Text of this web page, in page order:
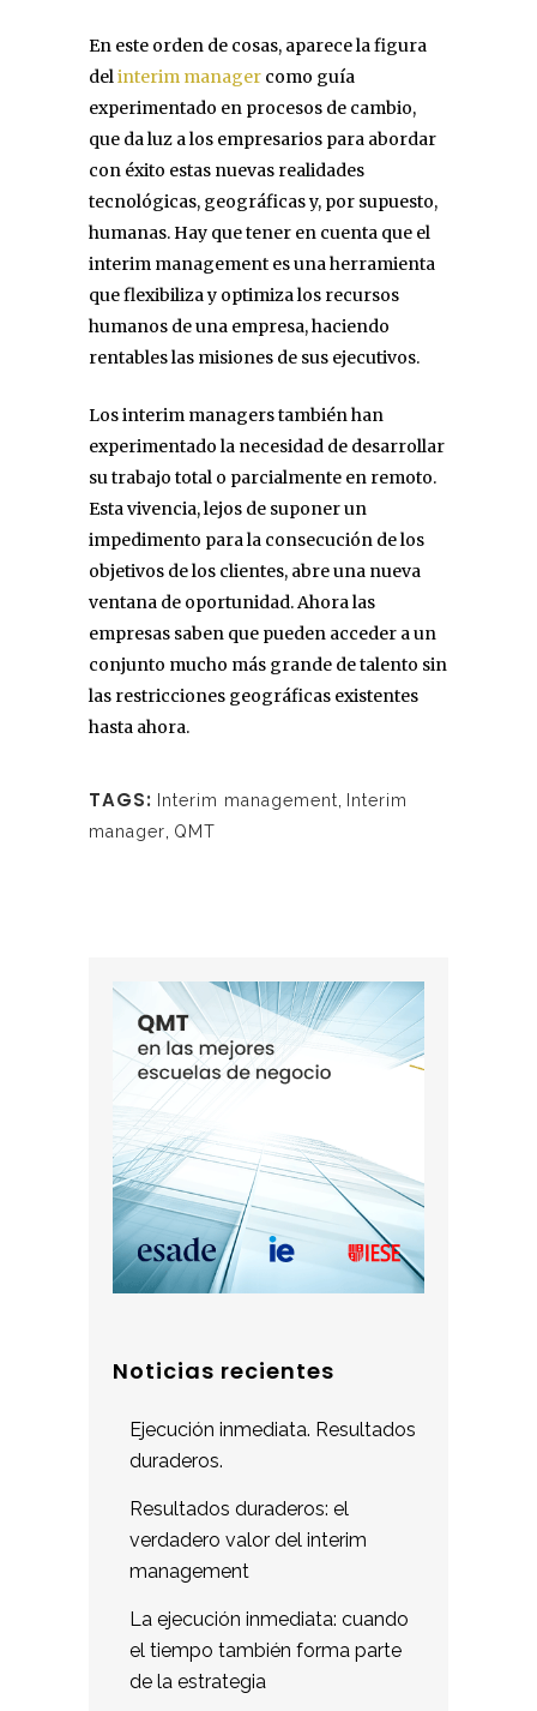
En este orden de cosas, aparece la figura
delinterim manager como guía
experimentado en procesos de cambio,
que da luz a los empresarios para abordar
con éxito estas nuevas realidades
tecnológicas, geográficas y, por supuesto,
humanas. Hay que tener en cuenta que el
interim management es una herramienta
que flexibiliza y optimiza los recursos
humanos de una empresa, haciendo
rentables las misiones de sus ejecutivos.
Los interim managers también han
experimentado la necesidad de desarrollar
su trabajo total o parcialmente en remoto.
Esta vivencia, lejos de suponer un
impedimento para la consecución de los
objetivos de los clientes, abre una nueva
ventana de oportunidad. Ahora las
empresas saben que pueden acceder a un
conjunto mucho más grande de talento sin
las restricciones geográficas existentes
hasta ahora.
TAGS: Interim management
Interim
manager QMT
Noticias recientes
Ejecución inmediata. Resultados
duraderos.
Resultados duraderos: el
verdadero valor del interim
management
La ejecución inmediata: cuando
el tiempo también forma parte
de la estrategia